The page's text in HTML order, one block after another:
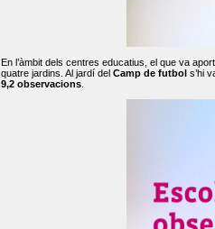
En l’àmbit dels centres educatius, el que va
quatre jardins. Al jardí del Camp de futbol s’hi
9,2 observacions